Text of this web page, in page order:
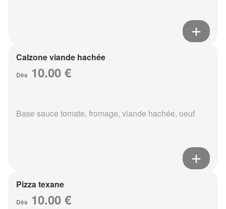
Calzone viande hachée
Dès 10.00 €
Base sauce tomate, fromage, viande hachée, oeuf
Pizza texane
Dès 10.00 €